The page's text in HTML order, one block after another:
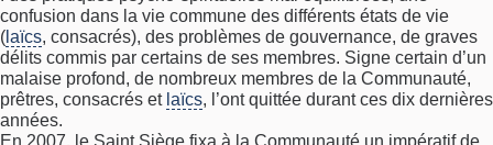
confusion dans la vie commune des différents états de vie
( laïcs, consacrés), des problèmes de gouvernance, de graves
délits commis par certains de ses membres. Signe certain d’un
malaise profond, de nombreux membres de la Communauté,
prêtres, consacrés et laïcs, l’ont quittée durant ces dix dernières
années.